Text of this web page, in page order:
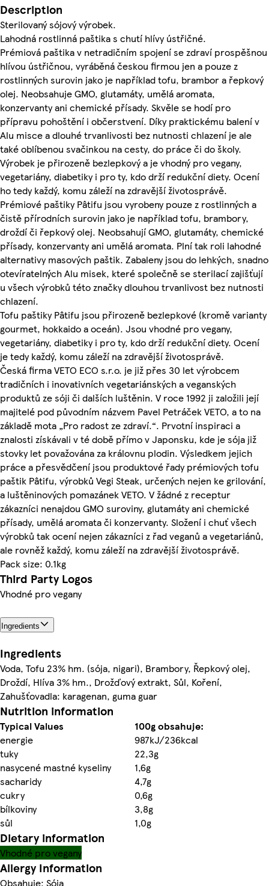
Description
Sterilovaný sójový výrobek.
Lahodná rostlinná paštika s chutí hlívy ústřičné.
Prémiová paštika v netradičním spojení se zdraví prospěšnou
hlívou ústřičnou, vyráběná českou firmou jen a pouze z
rostlinných surovin jako je například tofu, brambor a řepkový
olej. Neobsahuje GMO, glutamáty, umělá aromata,
konzervanty ani chemické přísady. Skvěle se hodí pro
přípravu pohoštění i občerstvení. Díky praktickému balení v
Alu misce a dlouhé trvanlivosti bez nutnosti chlazení je ale
také oblíbenou svačinkou na cesty, do práce či do školy.
Výrobek je přirozeně bezlepkový a je vhodný pro vegany,
vegetariány, diabetiky i pro ty, kdo drží redukční diety. Ocení
ho tedy každý, komu záleží na zdravější životosprávě.
Prémiové paštiky Pâtifu jsou vyrobeny pouze z rostlinných a
čistě přírodních surovin jako je například tofu, brambory,
droždí či řepkový olej. Neobsahují GMO, glutamáty, chemické
přísady, konzervanty ani umělá aromata. Plní tak roli lahodné
alternativy masových paštik. Zabaleny jsou do lehkých, snadno
otevíratelných Alu misek, které společně se sterilací zajišťují
u všech výrobků této značky dlouhou trvanlivost bez nutnosti
chlazení.
Tofu paštiky Pâtifu jsou přirozeně bezlepkové (kromě varianty
gourmet, hokkaido a oceán). Jsou vhodné pro vegany,
vegetariány, diabetiky i pro ty, kdo drží redukční diety. Ocení
je tedy každý, komu záleží na zdravější životosprávě.
Česká firma VETO ECO s.r.o. je již přes 30 let výrobcem
tradičních i inovativních vegetariánských a veganských
produktů ze sóji či dalších luštěnin. V roce 1992 ji založili její
majitelé pod původním názvem Pavel Petráček VETO, a to na
základě mota „Pro radost ze zdraví.“. Prvotní inspiraci a
znalosti získávali v té době přímo v Japonsku, kde je sója již
stovky let považována za královnu plodin. Výsledkem jejich
práce a přesvědčení jsou produktové řady prémiových tofu
paštik Pâtifu, výrobků Vegi Steak, určených nejen ke grilování,
a luštěninových pomazánek VETO. V žádné z receptur
zákazníci nenajdou GMO suroviny, glutamáty ani chemické
přísady, umělá aromata či konzervanty. Složení i chuť všech
výrobků tak ocení nejen zákazníci z řad veganů a vegetariánů,
ale rovněž každý, komu záleží na zdravější životosprávě.
Pack size: 0.1kg
Third Party Logos
Vhodné pro vegany
Ingredients
Ingredients
Voda, Tofu 23% hm. (sója, nigari), Brambory, Řepkový olej,
Droždí, Hlíva 3% hm., Drožďový extrakt, Sůl, Koření,
Zahušťovadla: karagenan, guma guar
Nutrition information
Typical Values
100g obsahuje:
energie
987kJ/236kcal
tuky
22,3g
nasycené mastné kyseliny
1,6g
sacharidy
4,7g
cukry
0,6g
bílkoviny
3,8g
sůl
1,0g
Dietary information
Vhodné pro vegany
Allergy Information
Obsahuje: Sója